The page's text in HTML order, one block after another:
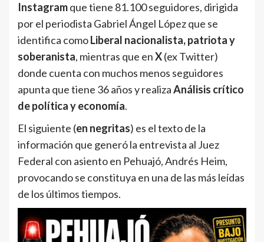
Instagramque tiene 81.100 seguidores, dirigida
por el periodista Gabriel Ángel López que se
identifica comoLiberal nacionalista, patriota y
soberanista, mientras que enX(ex Twitter)
donde cuenta con muchos menos seguidores
apunta que tiene 36 años y realizaAnálisis crítico
de política y economía.
El siguiente (en negritas) es el texto de la
información que generó la entrevista al Juez
Federal con asiento en Pehuajó, Andrés Heim,
provocando se constituya en una de las más leídas
de los últimos tiempos.